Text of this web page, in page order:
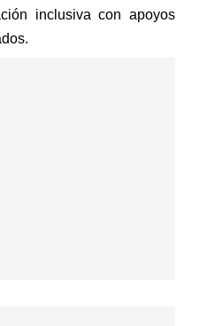
inclusiva con apoyos